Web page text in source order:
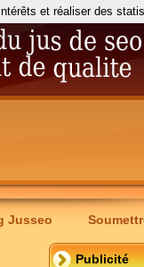
Jusseo
Publicité
et réaliser des